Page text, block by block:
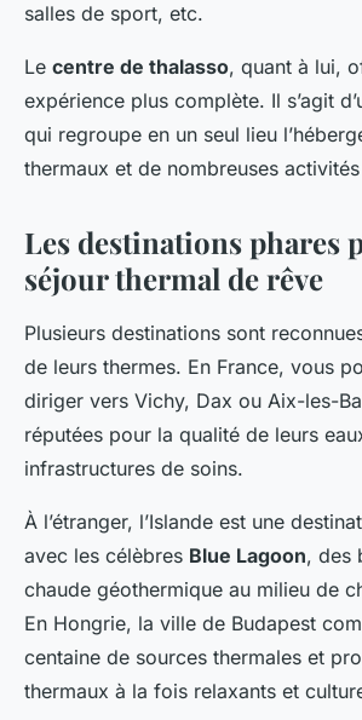
salles de sport, etc.
Le centre de thalasso, quant à lui,
expérience plus complète. Il s’agit
qui regroupe en un seul lieu
thermaux et de nombreuses
Les destinations phares
séjour thermal de rêve
Plusieurs destinations sont
de leurs thermes. En France, vous
diriger vers Vichy, Dax ou Aix-les-
réputées pour la qualité de leurs
infrastructures de soins.
À l’étranger, l’Islande est une
avec les célèbres Blue Lagoon, des
chaude géothermique au milieu de
En Hongrie, la ville de Budapest
centaine de sources thermales et
thermaux à la fois relaxants et